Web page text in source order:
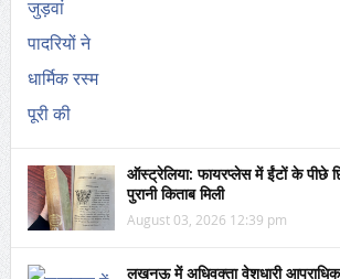
ऑस्ट्रेलिया: फायरप्लेस में ईंटों के पीछे
पुरानी किताब मिली
August 03, 2026 12:39 pm
लखनऊ में अधिवक्ता वेशधारी